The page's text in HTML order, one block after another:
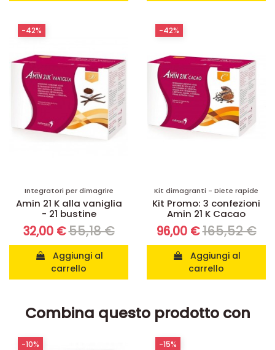
Integratori per dimagrire
Amin 21 K alla vaniglia
- 21 bustine
32,00 €55,18 €
carrello
-42%
Kit dimagranti - Diete rapide
Kit Promo: 3 confezioni
Amin 21 K Cacao
96,00 €165,52 €
carrello
-42%
Combina questo prodotto con
-10% -15%